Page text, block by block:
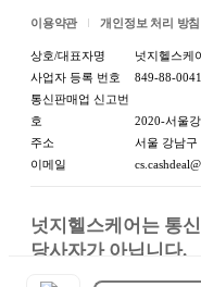
이용약관 개인정보 처리 방침
상호/대표자명
넛지헬스케
사업자 등록 번호
849-88-
통신판매업 신고번
호
2020-서울
주소
서울 강남구
이메일
넛지헬스케어는 통
당사자가 아닙니다.
상품, 상품정보, 거